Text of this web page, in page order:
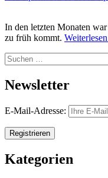
In den letzten Monaten
zu früh kommt. Weiterlesen
Suchen
nach:
Newsletter
E-Mail-Adresse:
Kategorien